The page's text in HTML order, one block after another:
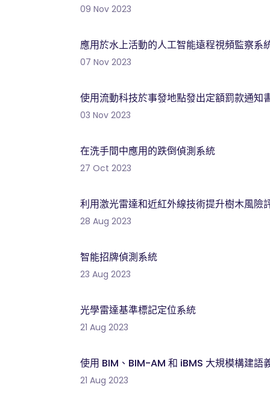
09 Nov 2023
應用於水上活動的人工智能遠程視頻監察系
07 Nov 2023
使用流動科技於事發地點發出定額罰款通知
03 Nov 2023
在洗手間中應用的跌倒偵測系統
27 Oct 2023
利用激光雷達和近紅外線技術提升樹木風險
28 Aug 2023
智能招牌偵測系統
23 Aug 2023
光學雷達基準標記定位系統
21 Aug 2023
使用 BIM、BIM-AM 和 iBMS 大規模構建語
21 Aug 2023